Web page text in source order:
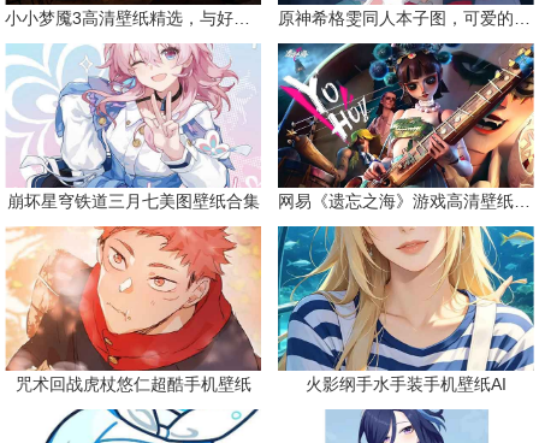
崩坏星穹铁道三月七美图壁纸合集 网易《遗忘之海》游戏高清壁纸精选
咒术回战虎杖悠仁超酷手机壁纸 火影纲手水手装手机壁纸AI